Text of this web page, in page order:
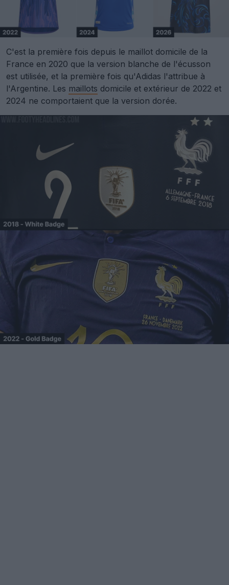
C'est la première fois depuis le maillot domicile de la
France en 2020 que la version blanche de l'écusson
est utilisée, et la première fois qu'Adidas l'attribue à
l'Argentine. Les maillots domicile et extérieur de 2022 et
2024 ne comportaient que la version dorée.